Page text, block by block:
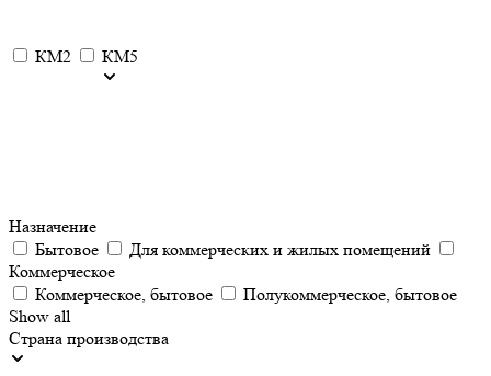
КМ2 КМ5
Назначение
Бытовое
Для коммерческих и жилых помещений
Коммерческое
Коммерческое, бытовое
Полукоммерческое, бытовое
Show all
Страна производства